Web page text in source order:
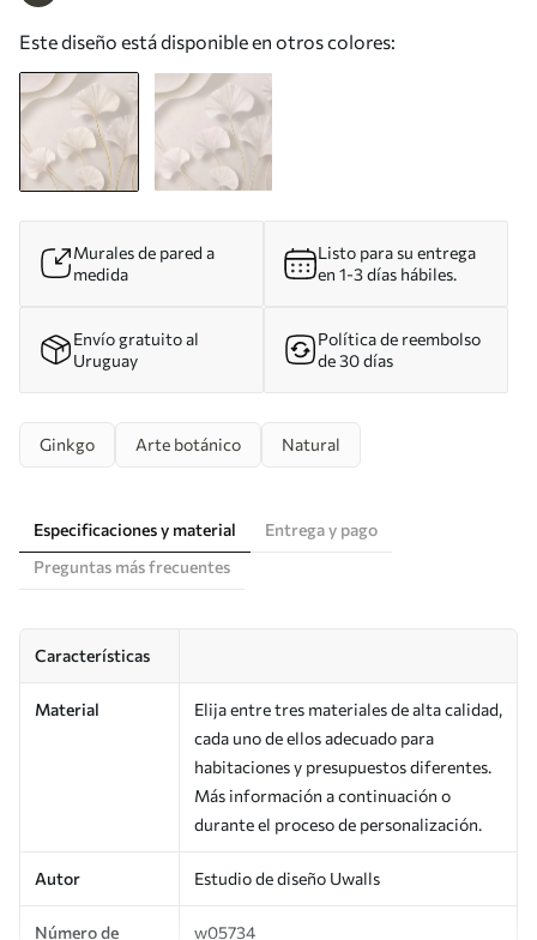
Este diseño está disponible en otros colores:
Murales de pared a
medida
Listo para su entrega
en 1-3 días hábiles.
Envío gratuito al
Uruguay
Política de reembolso
de 30 días
Ginkgo Arte botánico Natural
Especificaciones y material
Entrega y pago
Preguntas más frecuentes
Características
Material
Elija entre tres materiales de alta calidad,
cada uno de ellos adecuado para
habitaciones y presupuestos diferentes.
Más información a continuación o
durante el proceso de personalización.
Autor Estudio de diseño Uwalls
Número de
w05734